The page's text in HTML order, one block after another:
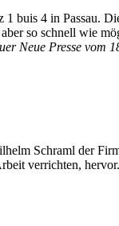
buis 4 in
so schnell wie
Neue Presse vom
Schraml der
verrichten,